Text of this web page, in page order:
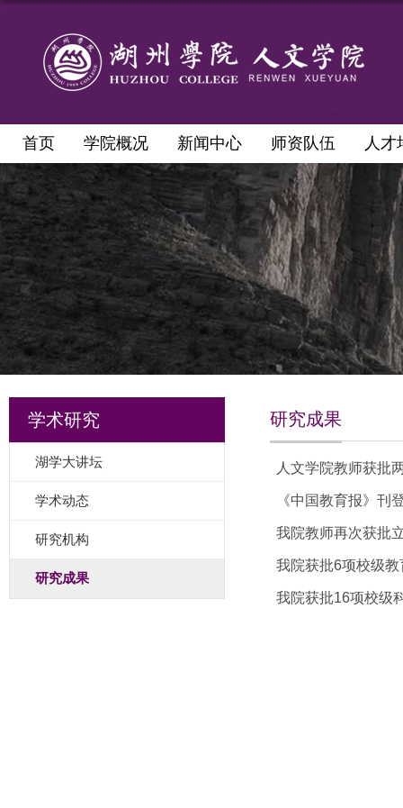
首页 学院概况 新闻中心 师资队伍 人才
学术研究
湖学大讲坛
学术动态
研究机构
研究成果
研究成果
人文学院教师获批
《中国教育报》
我院教师再次获批
我院获批6项校级
我院获批16项校级